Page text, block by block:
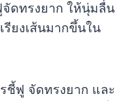
ดทรงยาก ให้นุ่มลื่น
รียงเส้นมากขึ้นใน
ชี้ฟู จัดทรงยาก และ